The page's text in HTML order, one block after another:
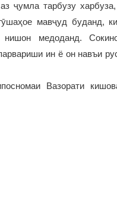
ҷумла тарбузу
мавҷуд буданд, ки
нишон медоданд.
ин ё он навъи
Вазорати